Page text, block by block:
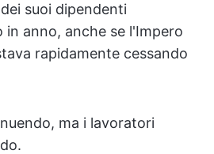
suoi dipendenti
in anno, anche se l'Impero
rapidamente cessando
ma i lavoratori